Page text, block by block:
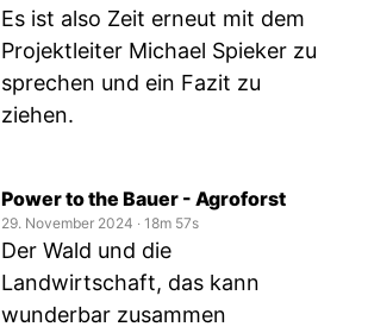
Es ist also Zeit erneut mit dem
Projektleiter Michael Spieker zu
sprechen und ein Fazit zu
ziehen.
Power to the Bauer - Agroforst
29. November 2024 ‧ 18m 57s
Der Wald und die
Landwirtschaft, das kann
wunderbar zusammen